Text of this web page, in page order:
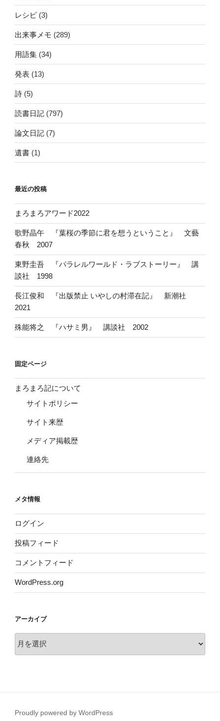
レシピ (3)
出来事メモ (289)
用語集 (34)
発表 (13)
詩 (5)
読書日記 (797)
論文日記 (7)
遺書 (1)
最近の投稿
まろまろアワード2022
歌野晶午 『葉桜の季節に君を想うということ』 文藝
春秋 2007
東野圭吾 『パラレルワールド・ラブストーリー』 講
談社 1998
長江俊和 『出版禁止 いやしの村滞在記』 新潮社
2021
殊能将之 『ハサミ男』 講談社 2002
固定ページ
まろまろ記について
サイトポリシー
サイト来歴
メディア掲載歴
連絡先
メタ情報
ログイン
投稿フィード
コメントフィード
WordPress.org
アーカイブ
ア
ー
Proudly powered by WordPress